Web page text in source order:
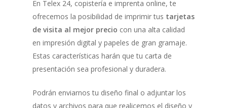
En Telex 24, copistería e imprenta online, te
ofrecemos la posibilidad de imprimir tus tarjetas
de visita al mejor precio con una alta calidad
en impresión digital y papeles de gran gramaje.
Estas características harán que tu carta de
presentación sea profesional y duradera.
Podrán enviarnos tu diseño final o adjuntar los
datos y archivos para que realicemos el diseño y